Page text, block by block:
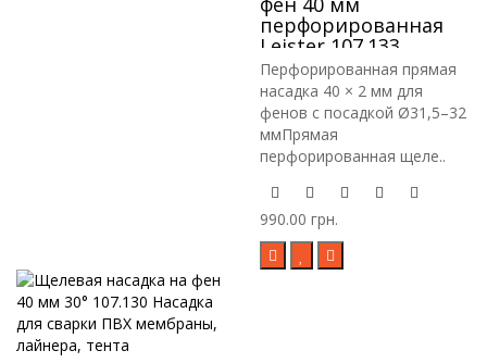
перфорированная
Leister 107.133
Насадка для сварки
ПВХ мембраны,
лайнера, тента
Перфорированная прямая
насадка 40 × 2 мм для
фенов с посадкой Ø31,5–32
ммПрямая
перфорированная щеле..
990.00 грн.